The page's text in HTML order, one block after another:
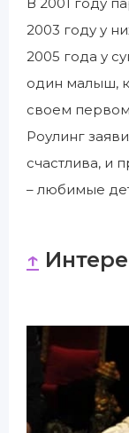
2003 году у
2005 года у
один малыш,
своем
Роулинг
счастлива, и
– любимые
↑